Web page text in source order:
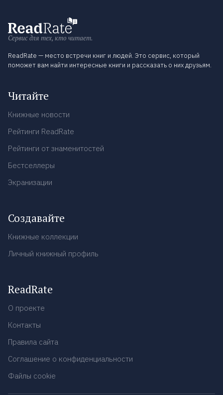
Сервис для тех, кто читает.
ReadRate — место встречи книг и людей. Это сервис, который
поможет вам найти интересные книги и рассказать о них друзьям.
Читайте
Книжные новости
Рейтинги ReadRate
Рейтинги от знаменитостей
Бестселлеры
Экранизации
Создавайте
Книжные коллекции
Личный книжный профиль
ReadRate
О проекте
Контакты
Правила сайта
Соглашение о конфиденциальности
Файлы cookie